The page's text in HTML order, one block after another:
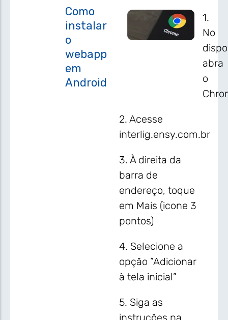
Como
instalar
o
webapp
em
Android
1.
No
abra
o
2. Acesse
interlig.ensy.com.br
3. À direita da
barra de
endereço, toque
em Mais (icone 3
pontos)
4. Selecione a
opção ”Adicionar
à tela inicial”
5. Siga as
instruções na